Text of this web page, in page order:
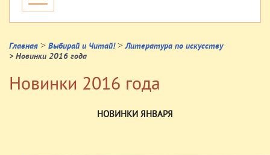
Главная > Выбирай и Читай! >Литература по искусству
> Новинки 2016 года
Новинки 2016 года
НОВИНКИ ЯНВАРЯ